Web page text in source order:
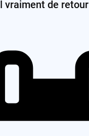
vraiment de